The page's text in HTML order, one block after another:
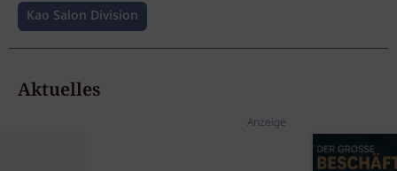
Kao Salon Division
Aktuelles
Anzeige